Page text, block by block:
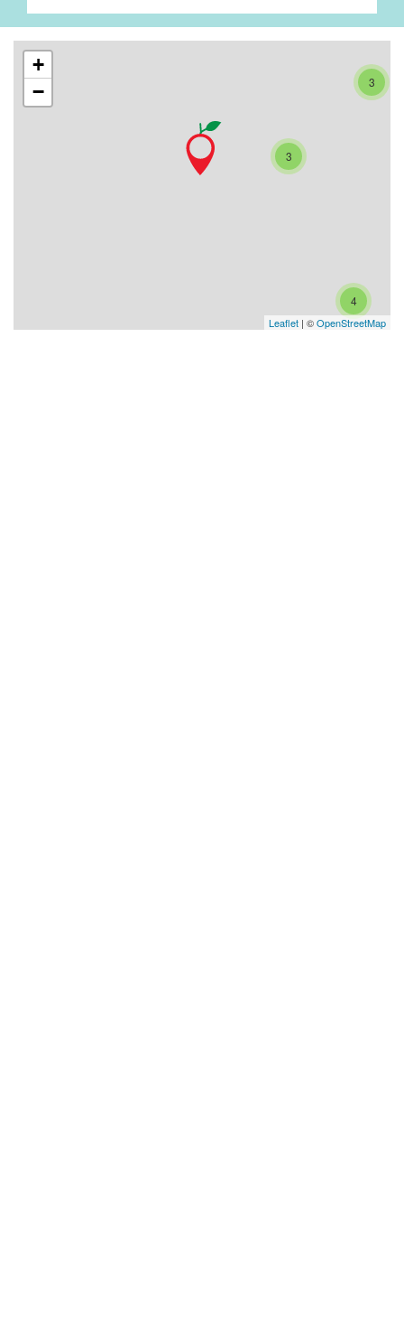
3
4
9
3
+
−
Leaflet | ©OpenStreetMap